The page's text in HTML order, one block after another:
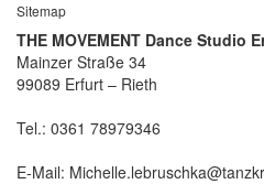
Sitemap
THE MOVEMENT Dance Studio
Mainzer Straße 34
99089 Erfurt – Rieth
Tel.: 0361 78979346
E-Mail: